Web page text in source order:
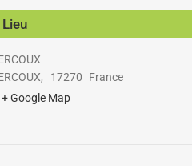
Lieu
, 17270
France
+ Google Map